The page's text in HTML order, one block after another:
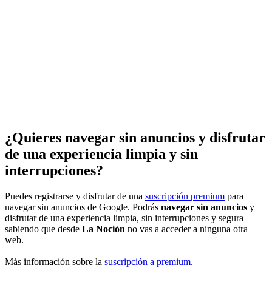
¿Quieres navegar sin anuncios y disfrutar
de una experiencia limpia y sin
interrupciones?
Puedes registrarse y disfrutar de una suscripción premium para
navegar sin anuncios de Google. Podrás navegar sin anuncios y
disfrutar de una experiencia limpia, sin interrupciones y segura
sabiendo que desde La Noción no vas a acceder a ninguna otra
web.
Más información sobre la suscripción a premium.